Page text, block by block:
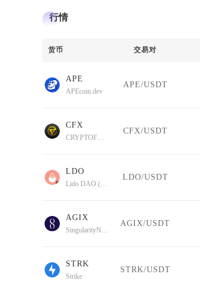
行情
货币 交易对
APE
APEcoin.dev
APE/USDT
CFX
CRYPTOFOREX
CFX/USDT
LDO
Lido DAO (Wormhole)
LDO/USDT
AGIX
SingularityNET
AGIX/USDT
STRK
Strike
STRK/USDT